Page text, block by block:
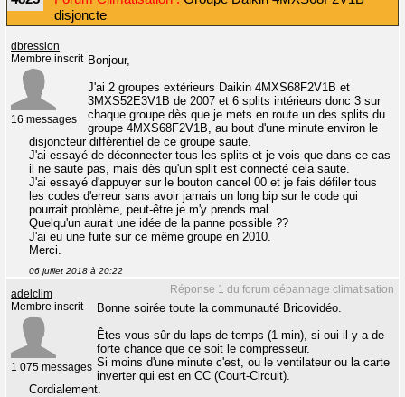
disjoncte
dbression
Membre inscrit
16 messages
Bonjour,
J'ai 2 groupes extérieurs Daikin 4MXS68F2V1B et
3MXS52E3V1B de 2007 et 6 splits intérieurs donc 3 sur
chaque groupe dès que je mets en route un des splits du
groupe 4MXS68F2V1B, au bout d'une minute environ le
disjoncteur différentiel de ce groupe saute.
J'ai essayé de déconnecter tous les splits et je vois que dans ce cas
il ne saute pas, mais dès qu'un split est connecté cela saute.
J'ai essayé d'appuyer sur le bouton cancel 00 et je fais défiler tous
les codes d'erreur sans avoir jamais un long bip sur le code qui
pourrait problème, peut-être je m'y prends mal.
Quelqu'un aurait une idée de la panne possible ??
J'ai eu une fuite sur ce même groupe en 2010.
Merci.
06 juillet 2018 à 20:22
Réponse 1 du forum dépannage climatisation
adelclim
Membre inscrit
1 075 messages
Bonne soirée toute la communauté Bricovidéo.
Êtes-vous sûr du laps de temps (1 min), si oui il y a de
forte chance que ce soit le compresseur.
Si moins d'une minute c'est, ou le ventilateur ou la carte
inverter qui est en CC (Court-Circuit).
Cordialement.